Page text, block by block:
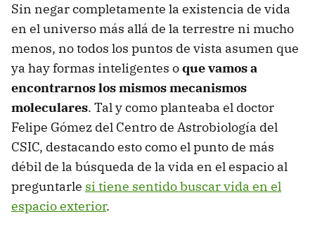
Sin negar completamente la existencia de vida
en el universo más allá de la terrestre ni mucho
menos, no todos los puntos de vista asumen que
ya hay formas inteligentes oque vamos a
encontrarnos los mismos mecanismos
moleculares. Tal y como planteaba el doctor
Felipe Gómez del Centro de Astrobiología del
CSIC, destacando esto como el punto de más
débil de la búsqueda de la vida en el espacio al
preguntarle si tiene sentido buscar vida en el
espacio exterior.